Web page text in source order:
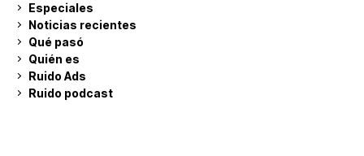
Especiales
Noticias recientes
Qué pasó
Quién es
Ruido Ads
Ruido podcast